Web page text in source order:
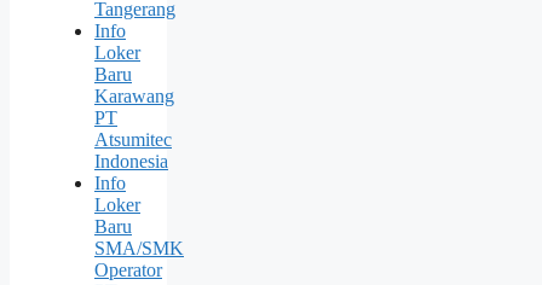
Tangerang
Info
Loker
Baru
Karawang
PT
Atsumitec
Indonesia
Info
Loker
Baru
SMA/SMK
Operator